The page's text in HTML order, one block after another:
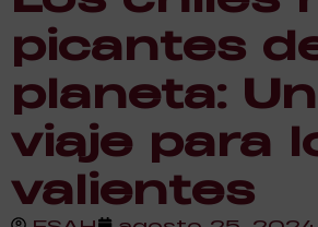
picantes
planeta: Un
viaje para
valientes